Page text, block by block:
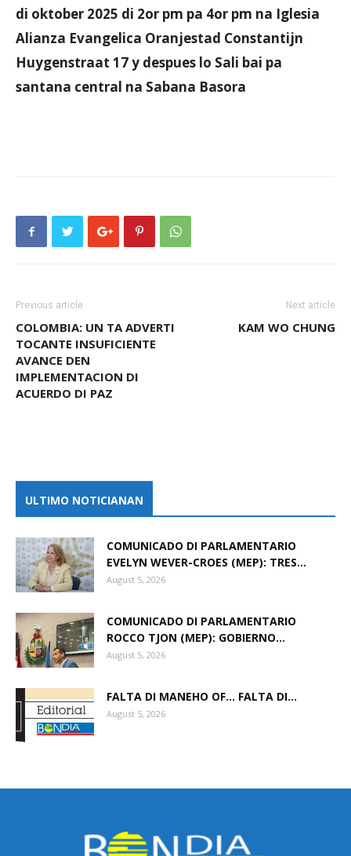
di oktober 2025 di 2or pm pa 4or pm na Iglesia
Alianza Evangelica Oranjestad Constantijn
Huygenstraat 17 y despues lo Sali bai pa
santana central na Sabana Basora
Previous article
COLOMBIA: UN TA ADVERTI
TOCANTE INSUFICIENTE
AVANCE DEN
IMPLEMENTACION DI
ACUERDO DI PAZ
Next article
KAM WO CHUNG
ULTIMO NOTICIANAN
COMUNICADO DI PARLAMENTARIO
EVELYN WEVER-CROES (MEP): TRES...
August 5, 2026
COMUNICADO DI PARLAMENTARIO
ROCCO TJON (MEP): GOBIERNO...
August 5, 2026
FALTA DI MANEHO OF… FALTA DI...
August 5, 2026